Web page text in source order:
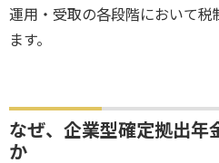
運用・受取の各段階において
ます。
なぜ、企業型確定拠出年
か